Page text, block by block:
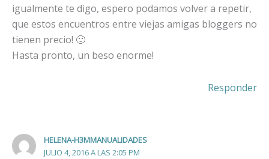
igualmente te digo, espero podamos volver a repetir,
que estos encuentros entre viejas amigas bloggers no
tienen precio! 🙂
Hasta pronto, un beso enorme!
Responder
HELENA-H3MMANUALIDADES
JULIO 4, 2016 A LAS 2:05 PM